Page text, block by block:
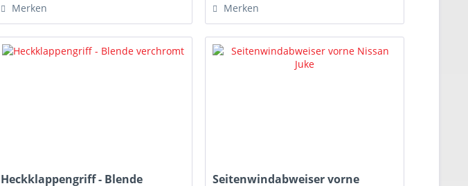
Merken Merken
Heckklappengriff - Blende
Seitenwindabweiser vorne